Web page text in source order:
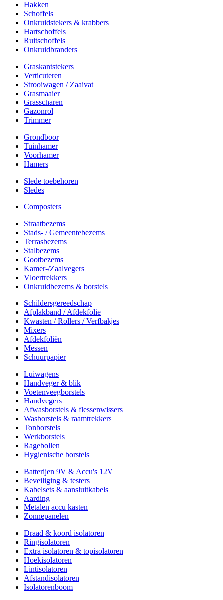
Hakken
Schoffels
Onkruidstekers & krabbers
Hartschoffels
Ruitschoffels
Onkruidbranders
Graskantstekers
Verticuteren
Strooiwagen / Zaaivat
Grasmaaier
Grasscharen
Gazonrol
Trimmer
Grondboor
Tuinhamer
Voorhamer
Hamers
Slede toebehoren
Sledes
Composters
Straatbezems
Stads- / Gemeentebezems
Terrasbezems
Stalbezems
Gootbezems
Kamer-/Zaalvegers
Vloertrekkers
Onkruidbezems & borstels
Schildersgereedschap
Afplakband / Afdekfolie
Kwasten / Rollers / Verfbakjes
Mixers
Afdekfoliën
Messen
Schuurpapier
Luiwagens
Handveger & blik
Voetenveegborstels
Handvegers
Afwasborstels & flessenwissers
Wasborstels & raamtrekkers
Tonborstels
Werkborstels
Ragebollen
Hygienische borstels
Batterijen 9V & Accu's 12V
Beveiliging & testers
Kabelsets & aansluitkabels
Aarding
Metalen accu kasten
Zonnepanelen
Draad & koord isolatoren
Ringisolatoren
Extra isolatoren & topisolatoren
Hoekisolatoren
Lintisolatoren
Afstandisolatoren
Isolatorenboom